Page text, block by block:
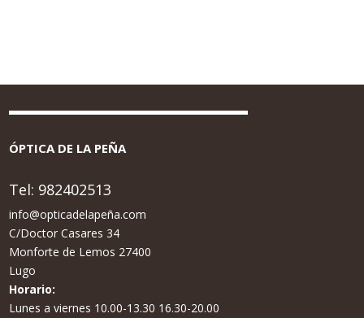
ÓPTICA DE LA PEÑA
Tel: 982402513
info@opticadelapeña.com
C/Doctor Casares 34
Monforte de Lemos 27400
Lugo
Horario:
Lunes a viernes 10.00-13.30 16.30-20.00